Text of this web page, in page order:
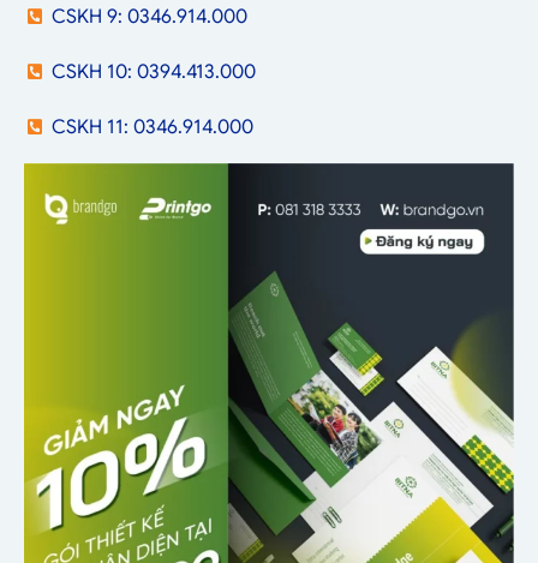
CSKH 9: 0346.914.000
CSKH 10: 0394.413.000
CSKH 11: 0346.914.000